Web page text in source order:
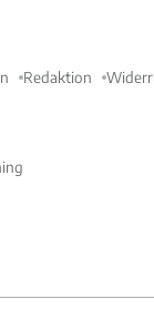
Redaktion